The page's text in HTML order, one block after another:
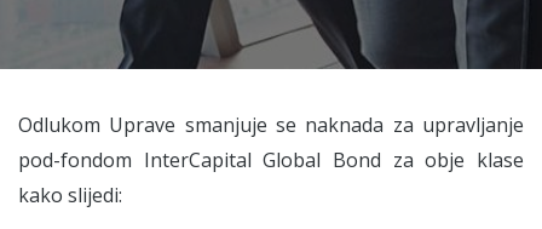
Odlukom Uprave smanjuje se naknada za upravljanje
pod-fondom InterCapital Global Bond za obje klase
kako slijedi: